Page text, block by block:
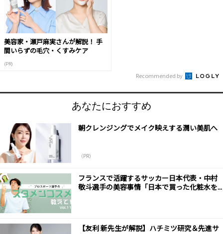
美容家・瀬戸麻実さんが解説！ 手
間いらずの毛穴・くすみケア
(PR)
Recommended by
あなたにおすすめ
朝クレンジングでメイク映えする潤い美肌へ
（PR）
フランスで活躍するサッカー日本代表・中村
敬斗選手の美容事情「日本で買った化粧水を...
【友利 新先生が解説】ハチミツ研究＆先進サ